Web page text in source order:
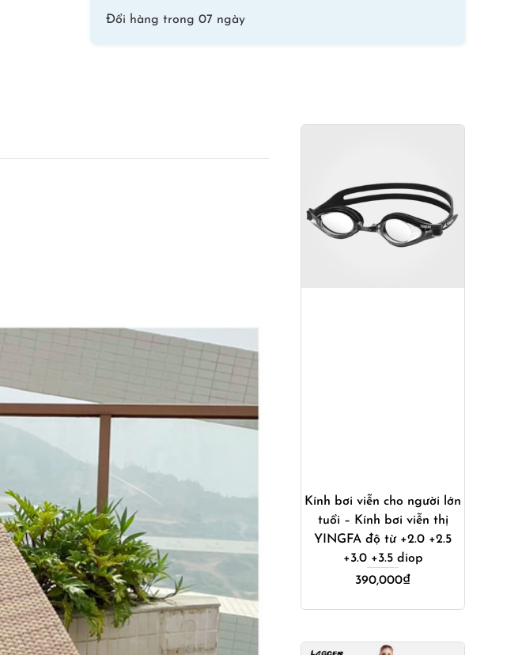
Đổi hàng trong 07 ngày
Kính bơi viễn cho người lớn
tuổi – Kính bơi viễn thị
YINGFA độ từ +2.0 +2.5
+3.0 +3.5 diop
390,000₫